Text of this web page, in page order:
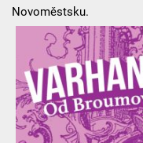
Novoměstsku.